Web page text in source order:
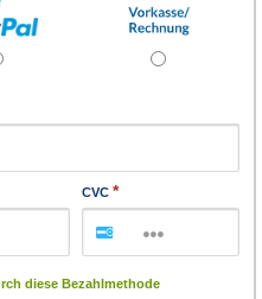
CVC
diese Bezahlmethode